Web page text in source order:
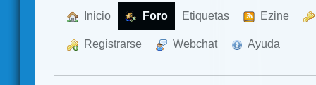
Inicio Foro Etiquetas Ezine
Registrarse Webchat Ayuda